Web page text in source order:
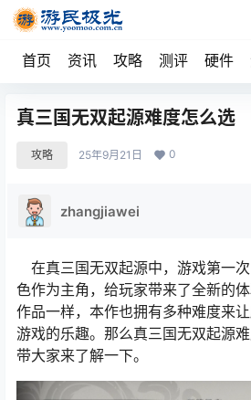
首页 资讯 攻略 测评 硬件
真三国无双起源难度怎么选
攻略 25年9月21日 0
zhangjiawei
在真三国无双起源中，游戏第一
色作为主角，给玩家带来了全新的
作品一样，本作也拥有多种难度来
游戏的乐趣。那么真三国无双起源
带大家来了解一下。